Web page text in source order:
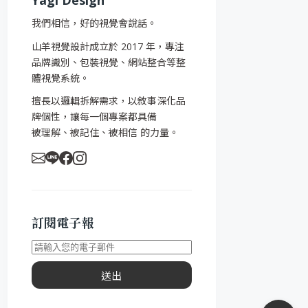
我們相信，好的視覺會說話。
山羊視覺設計成立於 2017 年，專注
品牌識別、包裝視覺、網站整合等整
體視覺系統。
擅長以邏輯拆解需求，以敘事深化品
牌個性，讓每一個專案都具備
被理解、被記住、被相信 的力量。
訂閱電子報
送出